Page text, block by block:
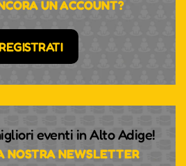
UN ACCOUNT?
eventi in Alto Adige!
NOSTRA NEWSLETTER